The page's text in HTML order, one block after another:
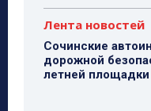
Лента новостей
Сочинские
дорожной
летней площадки